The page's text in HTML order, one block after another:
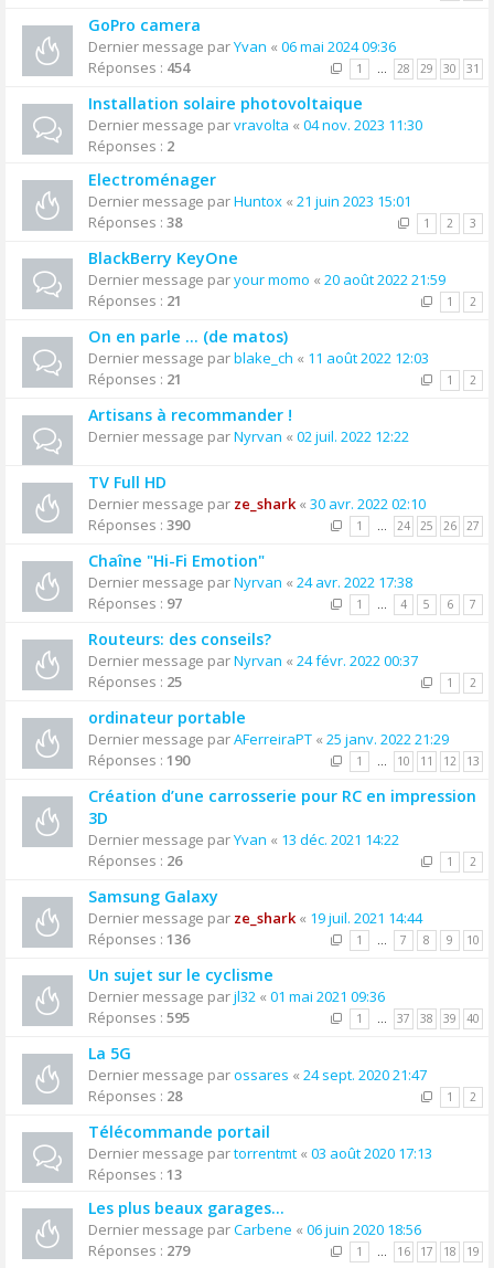
GoPro camera
Dernier message parYvan « 06 mai 2024 09:36
Réponses : 454 1 … 28 29 30 31
Installation solaire photovoltaique
Dernier message parvravolta « 04 nov. 2023 11:30
Réponses : 2
Electroménager
Dernier message parHuntox « 21 juin 2023 15:01
Réponses : 38 1 2 3
BlackBerry KeyOne
Dernier message paryour momo « 20 août 2022 21:59
Réponses : 21 1 2
On en parle ... (de matos)
Dernier message parblake_ch « 11 août 2022 12:03
Réponses : 21 1 2
Artisans à recommander !
Dernier message parNyrvan « 02 juil. 2022 12:22
TV Full HD
Dernier message par ze_shark« 30 avr. 2022 02:10
Réponses : 390 1 … 24 25 26 27
Chaîne "Hi-Fi Emotion"
Dernier message parNyrvan « 24 avr. 2022 17:38
Réponses : 97 1 … 4 5 6 7
Routeurs: des conseils?
Dernier message parNyrvan « 24 févr. 2022 00:37
Réponses : 25 1 2
ordinateur portable
Dernier message parAFerreiraPT « 25 janv. 2022 21:29
Réponses : 190 1 … 10 11 12 13
Création d’une carrosserie pour RC en impression
3D
Dernier message parYvan « 13 déc. 2021 14:22
Réponses : 26 1 2
Samsung Galaxy
Dernier message par ze_shark« 19 juil. 2021 14:44
Réponses : 136 1 … 7 8 9 10
Un sujet sur le cyclisme
Dernier message parjl32 « 01 mai 2021 09:36
Réponses : 595 1 … 37 38 39 40
La 5G
Dernier message parossares « 24 sept. 2020 21:47
Réponses : 28 1 2
Télécommande portail
Dernier message partorrentmt « 03 août 2020 17:13
Réponses : 13
Les plus beaux garages...
Dernier message parCarbene « 06 juin 2020 18:56
Réponses : 279 1 … 16 17 18 19